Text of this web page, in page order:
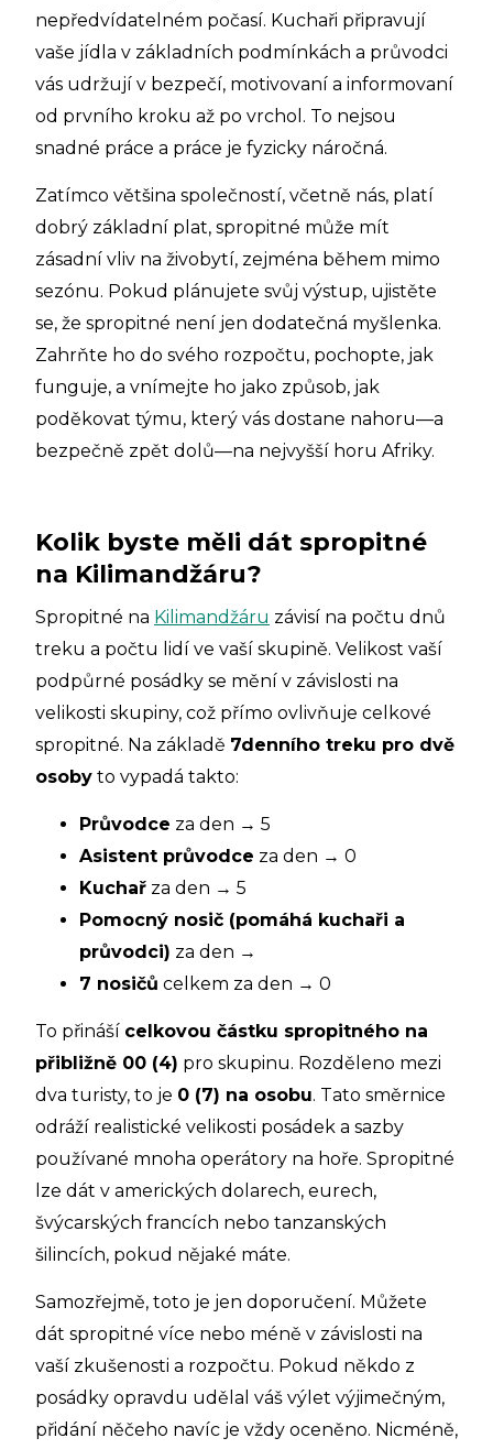
nepředvídatelném počasí. Kuchaři připravují
vaše jídla v základních podmínkách a průvodci
vás udržují v bezpečí, motivovaní a informovaní
od prvního kroku až po vrchol. To nejsou
snadné práce a práce je fyzicky náročná.
Zatímco většina společností, včetně nás, platí
dobrý základní plat, spropitné může mít
zásadní vliv na živobytí, zejména během mimo
sezónu. Pokud plánujete svůj výstup, ujistěte
se, že spropitné není jen dodatečná myšlenka.
Zahrňte ho do svého rozpočtu, pochopte, jak
funguje, a vnímejte ho jako způsob, jak
poděkovat týmu, který vás dostane nahoru—a
bezpečně zpět dolů—na nejvyšší horu Afriky.
Kolik byste měli dát spropitné
na Kilimandžáru?
Spropitné na Kilimandžáru závisí na počtu dnů
treku a počtu lidí ve vaší skupině. Velikost vaší
podpůrné posádky se mění v závislosti na
velikosti skupiny, což přímo ovlivňuje celkové
spropitné. Na základě 7denního treku pro dvě
osoby to vypadá takto:
Průvodce za den → 5
Asistent průvodce za den → 0
Kuchař za den → 5
Pomocný nosič (pomáhá kuchaři a
průvodci) za den →
7 nosičů celkem za den → 0
To přináší celkovou částku spropitného na
přibližně 00 (4) pro skupinu. Rozděleno mezi
dva turisty, to je 0 (7) na osobu. Tato směrnice
odráží realistické velikosti posádek a sazby
používané mnoha operátory na hoře. Spropitné
lze dát v amerických dolarech, eurech,
švýcarských francích nebo tanzanských
šilincích, pokud nějaké máte.
Samozřejmě, toto je jen doporučení. Můžete
dát spropitné více nebo méně v závislosti na
vaší zkušenosti a rozpočtu. Pokud někdo z
posádky opravdu udělal váš výlet výjimečným,
přidání něčeho navíc je vždy oceněno. Nicméně,